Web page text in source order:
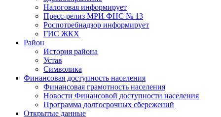
Налоговая информирует
Пресс-релиз МРИ ФНС № 13
Роспотребнадзор информирует
ГИС ЖКХ
Район
История района
Устав
Символика
Финансовая доступность населения
Финансовая грамотность населения
Новости Финансовой доступности населения
Программа долгосрочных сбережений
Открытые данные